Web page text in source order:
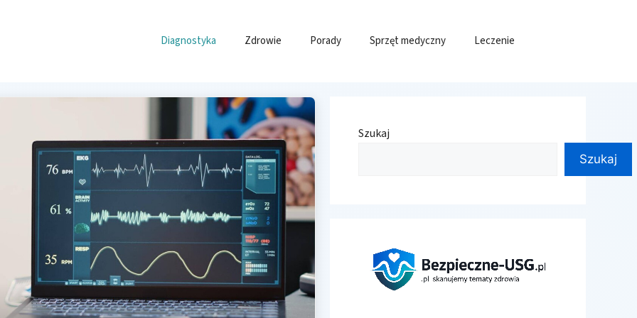
Diagnostyka Zdrowie Porady Sprzęt medyczny Leczenie
Szukaj
Szukaj